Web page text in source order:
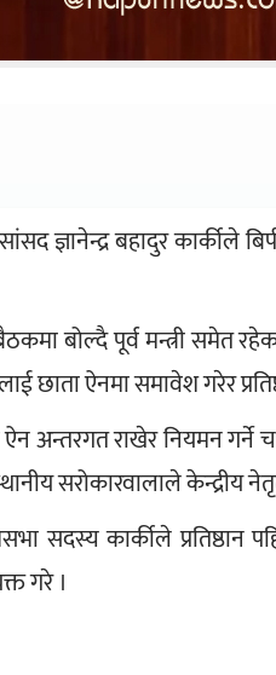
ज्ञानेन्द्र बहादुर कार्कीले
बोल्दै पूर्व मन्त्री समेत
छाता ऐनमा समावेश गरेर
ऐन अन्तरगत राखेर नियमन गर्ने
सरोकारवालाले केन्द्रीय
सदस्य कार्कीले प्रतिष्ठान
गरे ।